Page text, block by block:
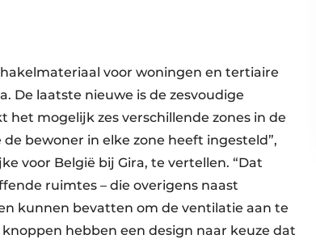
voor woningen en tertiaire
De laatste nieuwe is de zesvoudige
mogelijk zes verschillende zones in de
bewoner in elke zone heeft ingesteld”,
voor België bij Gira, te vertellen. “Dat
ruimtes – die overigens naast
kunnen bevatten om de ventilatie aan te
hebben een design naar keuze dat